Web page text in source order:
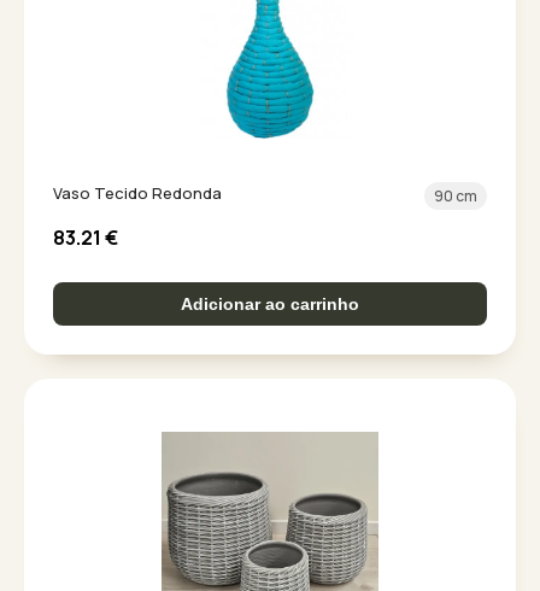
Vaso Tecido Redonda 90 cm
83.21 €
Adicionar ao carrinho